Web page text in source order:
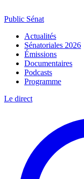
Public Sénat
Actualités
Sénatoriales 2026
Émissions
Documentaires
Podcasts
Programme
Le direct